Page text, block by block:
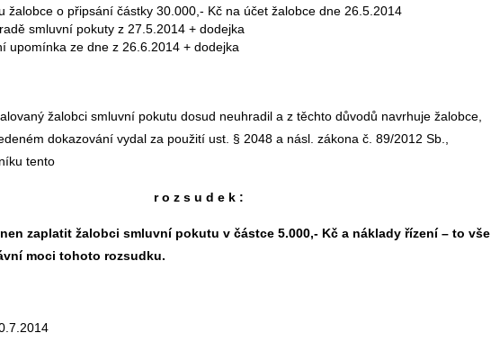
žalobce o připsání částky 30.000,- Kč na účet žalobce dne 26.5.2014
smluvní pokuty z 27.5.2014 + dodejka
upomínka ze dne z 26.6.2014 + dodejka
žalobci smluvní pokutu dosud neuhradil a z těchto důvodů navrhuje žalobce,
dokazování vydal za použití ust. § 2048 a násl. zákona č. 89/2012 Sb.,
tento
r o z s u d e k :
zaplatit žalobci smluvní pokutu v částce 5.000,- Kč a náklady řízení – to vše
moci tohoto rozsudku.